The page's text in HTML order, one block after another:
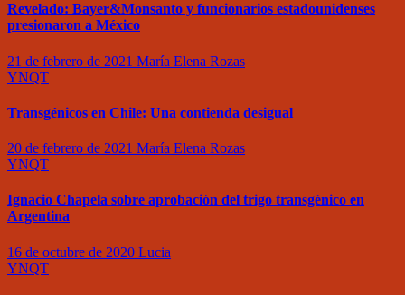
Revelado: Bayer&Monsanto y funcionarios estadounidenses
presionaron a México
21 de febrero de 2021 María Elena Rozas
YNQT
Transgénicos en Chile: Una contienda desigual
20 de febrero de 2021 María Elena Rozas
YNQT
Ignacio Chapela sobre aprobación del trigo transgénico en
Argentina
16 de octubre de 2020 Lucia
YNQT